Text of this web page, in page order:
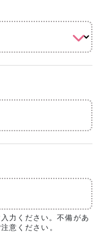
力ください。不備があ
意ください。